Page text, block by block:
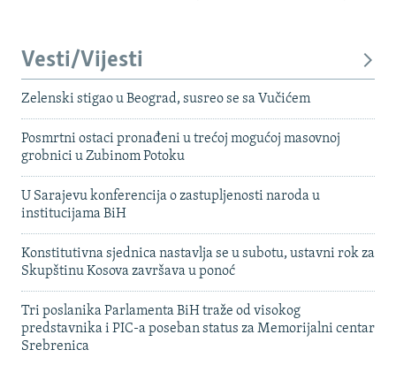
Vesti/Vijesti
Zelenski stigao u Beograd, susreo se sa Vučićem
Posmrtni ostaci pronađeni u trećoj mogućoj masovnoj
grobnici u Zubinom Potoku
U Sarajevu konferencija o zastupljenosti naroda u
institucijama BiH
Konstitutivna sjednica nastavlja se u subotu, ustavni rok za
Skupštinu Kosova završava u ponoć
Tri poslanika Parlamenta BiH traže od visokog
predstavnika i PIC-a poseban status za Memorijalni centar
Srebrenica